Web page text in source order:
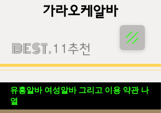
BEST.11추천
가라오케알바
가라오케알바
유흥알바 여성알바 그리고 이용 약관 나
열